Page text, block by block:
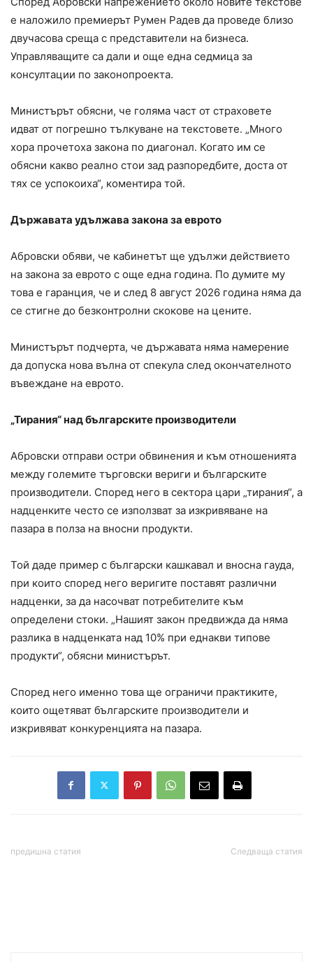
е наложило премиерът Румен Радев да проведе близо
двучасова среща с представители на бизнеса.
Управляващите са дали и още една седмица за
консултации по законопроекта.
Министърът обясни, че голяма част от страховете
идват от погрешно тълкуване на текстовете. „Много
хора прочетоха закона по диагонал. Когато им се
обясни какво реално стои зад разпоредбите, доста от
тях се успокоиха“, коментира той.
Държавата удължава закона за еврото
Абровски обяви, че кабинетът ще удължи действието
на закона за еврото с още една година. По думите му
това е гаранция, че и след 8 август 2026 година няма да
се стигне до безконтролни скокове на цените.
Министърът подчерта, че държавата няма намерение
да допуска нова вълна от спекула след окончателното
въвеждане на еврото.
„Тирания“ над българските производители
Абровски отправи остри обвинения и към отношенията
между големите търговски вериги и българските
производители. Според него в сектора цари „тирания“, а
надценките често се използват за изкривяване на
пазара в полза на вносни продукти.
Той даде пример с български кашкавал и вносна гауда,
при които според него веригите поставят различни
надценки, за да насочват потребителите към
определени стоки. „Нашият закон предвижда да няма
разлика в надценката над 10% при еднакви типове
продукти“, обясни министърът.
Според него именно това ще ограничи практиките,
които ощетяват българските производители и
изкривяват конкуренцията на пазара.
предишна статия Следваща статия